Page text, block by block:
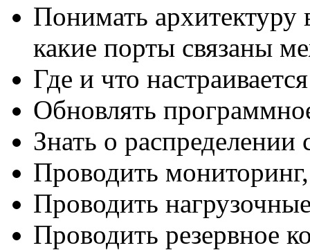
Понимать архитектуру
какие порты связаны
Где и что
Обновлять
Знать о
Проводить
Проводить
Проводить резервное